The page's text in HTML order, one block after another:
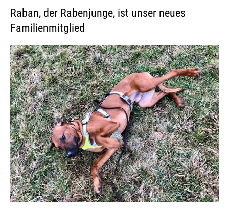
Raban, der Rabenjunge, ist unser neues
Familienmitglied